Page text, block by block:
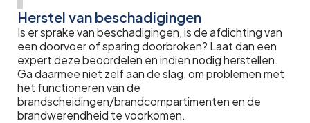
Herstel van beschadigingen
Is er sprake van beschadigingen, is de afdichting van
een doorvoer of sparing doorbroken? Laat dan een
expert deze beoordelen en indien nodig herstellen.
Ga daarmee niet zelf aan de slag, om problemen met
het functioneren van de
brandscheidingen/brandcompartimenten en de
brandwerendheid te voorkomen.